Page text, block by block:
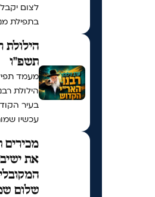
לצום
בתפילת
הילולת
תשפ"ו
מעמד
הילולת
בעיר
עכשיו
מכירים
את
שלום